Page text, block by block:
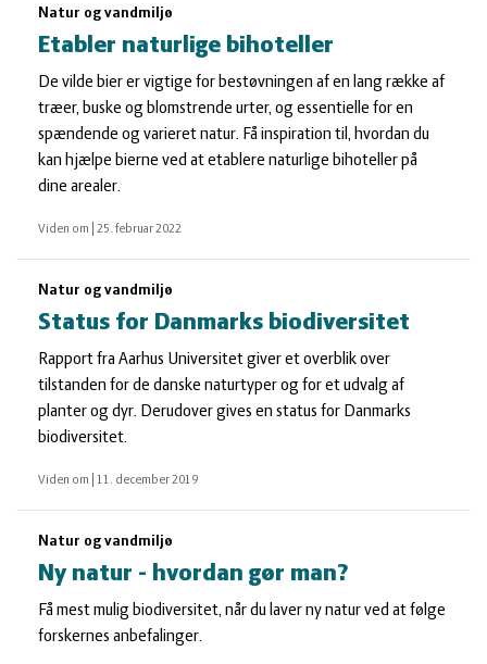
Natur og vandmiljø
Etabler naturlige bihoteller
De vilde bier er vigtige for bestøvningen af en lang række af
træer, buske og blomstrende urter, og essentielle for en
spændende og varieret natur. Få inspiration til, hvordan du
kan hjælpe bierne ved at etablere naturlige bihoteller på
dine arealer.
Viden om 25. februar 2022
Natur og vandmiljø
Status for Danmarks biodiversitet
Rapport fra Aarhus Universitet giver et overblik over
tilstanden for de danske naturtyper og for et udvalg af
planter og dyr. Derudover gives en status for Danmarks
biodiversitet.
Viden om 11. december 2019
Natur og vandmiljø
Ny natur - hvordan gør man?
Få mest mulig biodiversitet, når du laver ny natur ved at følge
forskernes anbefalinger.